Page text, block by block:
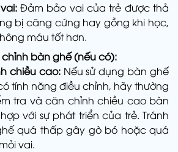
Đảm bảo vai của trẻ được thả
bị căng cứng hay gồng khi học,
máu tốt hơn.
bàn ghế (nếu có):
chiều cao: Nếu sử dụng bàn ghế
tính năng điều chỉnh, hãy thường
tra và căn chỉnh chiều cao bàn
với sự phát triển của trẻ. Tránh
quá thấp gây gò bó hoặc quá
vai.